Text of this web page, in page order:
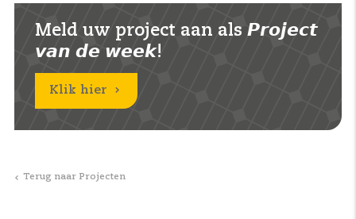
Meld uw project aan als 𝙋𝙧𝙤𝙟𝙚𝙘𝙩
𝙫𝙖𝙣 𝙙𝙚 𝙬𝙚𝙚𝙠!
Klik hier
Terug naar Projecten